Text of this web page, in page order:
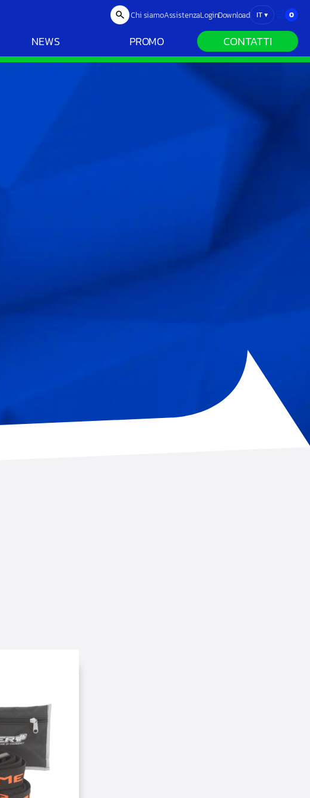
Chi siamoAssistenzaLoginDownload IT▾ 0
NEWS PROMO CONTATTI